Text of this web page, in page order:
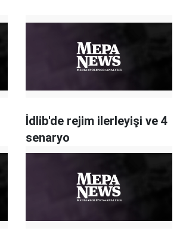
İdlib'de rejim ilerleyişi ve 4
senaryo